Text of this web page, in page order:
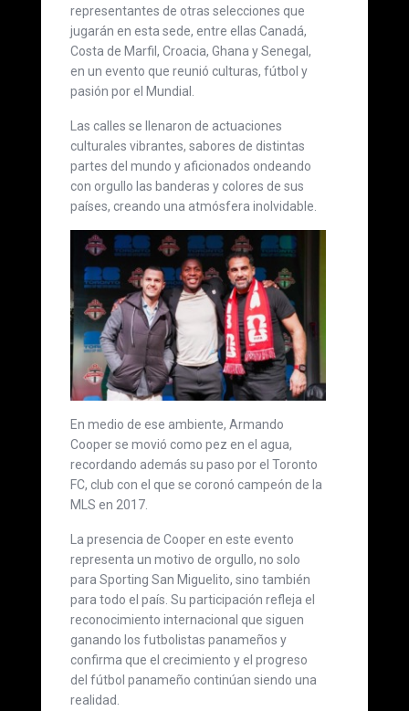
representantes de otras selecciones que
jugarán en esta sede, entre ellas Canadá,
Costa de Marfil, Croacia, Ghana y Senegal,
en un evento que reunió culturas, fútbol y
pasión por el Mundial.
Las calles se llenaron de actuaciones
culturales vibrantes, sabores de distintas
partes del mundo y aficionados ondeando
con orgullo las banderas y colores de sus
países, creando una atmósfera inolvidable.
En medio de ese ambiente, Armando
Cooper se movió como pez en el agua,
recordando además su paso por el Toronto
FC, club con el que se coronó campeón de la
MLS en 2017.
La presencia de Cooper en este evento
representa un motivo de orgullo, no solo
para Sporting San Miguelito, sino también
para todo el país. Su participación refleja el
reconocimiento internacional que siguen
ganando los futbolistas panameños y
confirma que el crecimiento y el progreso
del fútbol panameño continúan siendo una
realidad.